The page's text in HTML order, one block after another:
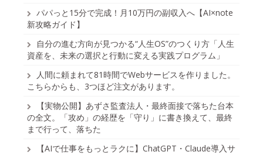
パパっと15分で完成！月10万円の副収入へ【AI×note
新攻略ガイド】
自分の進む方向が見つかる“人生OS”のつくり方「人生
資産を、未来の選択と行動に変える実践プログラム」
人間に頼まれて81時間でWebサービスを作りました。
こちらからも、3つほど注文があります。
【実物公開】あずさ監査法人・最終面接で落ちた台本
の全文。「攻め」の経歴を「守り」に書き換えて、最終
まで行って、落ちた
【AIで仕事をもっとラクに】ChatGPT・Claude導入サ